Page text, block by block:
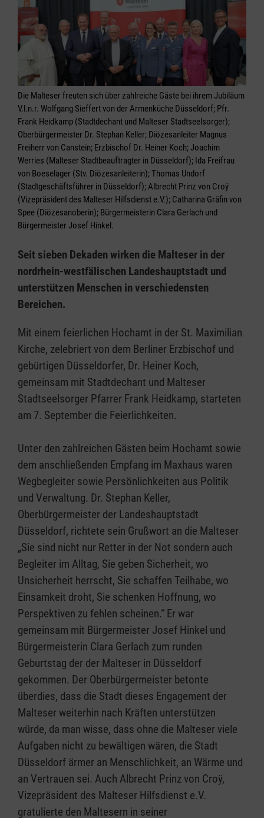
Die Malteser freuten sich über zahlreiche Gäste bei ihrem Jubiläum
V.l.n.r. Wolfgang Sieffert von der Armenküche Düsseldorf; Pfr.
Frank Heidkamp (Stadtdechant und Malteser Stadtseelsorger);
Oberbürgermeister Dr. Stephan Keller; Diözesanleiter Magnus
Freiherr von Canstein; Erzbischof Dr. Heiner Koch; Joachim
Werries (Malteser Stadtbeauftragter in Düsseldorf); Ida Freifrau
von Boeselager (Stv. Diözesanleiterin); Thomas Undorf
(Stadtgeschäftsführer in Düsseldorf); Albrecht Prinz von Croÿ
(Vizepräsident des Malteser Hilfsdienst e.V.); Catharina Gräfin von
Spee (Diözesanoberin); Bürgermeisterin Clara Gerlach und
Bürgermeister Josef Hinkel.
Seit sieben Dekaden wirken die Malteser in der
nordrhein-westfälischen Landeshauptstadt und
unterstützen Menschen in verschiedensten
Bereichen.
Mit einem feierlichen Hochamt in der St. Maximilian
Kirche, zelebriert von dem Berliner Erzbischof und
gebürtigen Düsseldorfer, Dr. Heiner Koch,
gemeinsam mit Stadtdechant und Malteser
Stadtseelsorger Pfarrer Frank Heidkamp, starteten
am 7. September die Feierlichkeiten.
Unter den zahlreichen Gästen beim Hochamt sowie
dem anschließenden Empfang im Maxhaus waren
Wegbegleiter sowie Persönlichkeiten aus Politik
und Verwaltung. Dr. Stephan Keller,
Oberbürgermeister der Landeshauptstadt
Düsseldorf, richtete sein Grußwort an die Malteser
„Sie sind nicht nur Retter in der Not sondern auch
Begleiter im Alltag, Sie geben Sicherheit, wo
Unsicherheit herrscht, Sie schaffen Teilhabe, wo
Einsamkeit droht, Sie schenken Hoffnung, wo
Perspektiven zu fehlen scheinen.“ Er war
gemeinsam mit Bürgermeister Josef Hinkel und
Bürgermeisterin Clara Gerlach zum runden
Geburtstag der der Malteser in Düsseldorf
gekommen. Der Oberbürgermeister betonte
überdies, dass die Stadt dieses Engagement der
Malteser weiterhin nach Kräften unterstützen
würde, da man wisse, dass ohne die Malteser viele
Aufgaben nicht zu bewältigen wären, die Stadt
Düsseldorf ärmer an Menschlichkeit, an Wärme und
an Vertrauen sei. Auch Albrecht Prinz von Croÿ,
Vizepräsident des Malteser Hilfsdienst e.V.
gratulierte den Maltesern in seiner